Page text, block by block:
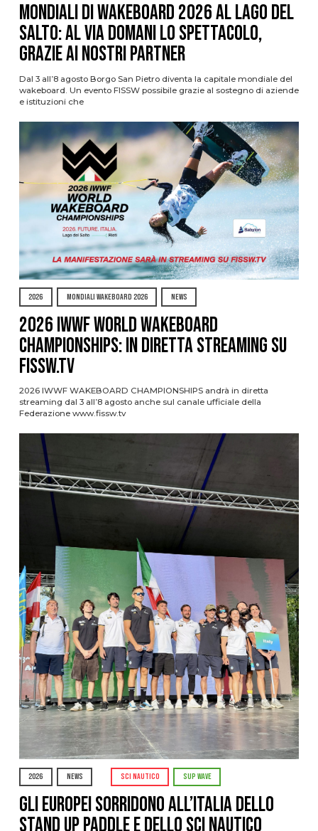
Mondiali di Wakeboard 2026 al Lago del
Salto: al via domani lo spettacolo,
grazie ai nostri Partner
Dal 3 all’8 agosto Borgo San Pietro diventa la capitale mondiale del
wakeboard. Un evento FISSW possibile grazie al sostegno di aziende
e istituzioni che
2026 MONDIALI WAKEBOARD 2026 NEWS
2026 IWWF WORLD WAKEBOARD
CHAMPIONSHIPS: IN DIRETTA STREAMING SU
FISSW.TV
2026 IWWF WAKEBOARD CHAMPIONSHIPS andrà in diretta
streaming dal 3 all’8 agosto anche sul canale ufficiale della
Federazione www.fissw.tv
2026 NEWS SCI NAUTICO SUP WAVE
Gli Europei sorridono all’Italia dello
stand up paddle e dello sci nautico